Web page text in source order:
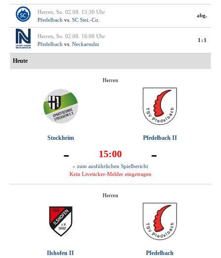
Herren, So. 02.08. 15:30 Uhr
Pfedelbach vs. SC Stei.-Co.
abg.
Herren, So. 02.08. 16:00 Uhr
Pfedelbach vs. Neckarsulm
1:1
Heute
Herren
Stockheim Pfedelbach II
- 15:00 -
» zum ausführlichen Spielbericht
Kein Liveticker-Melder eingetragen
Herren
Ilshofen II Pfedelbach